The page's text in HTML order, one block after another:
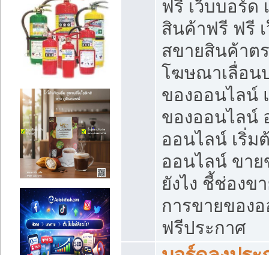
ฟรี เว็บบอร์ด
สินค้าฟรี ฟรี
สขายสินค้าต
โฆษณาเลื่อน
ของออนไลน์
ของออนไลน์
ออนไลน์ เริ่ม
ออนไลน์ ขาย
ยังไง ชี้ช่องข
การขายของ
ฟรีประกาศ